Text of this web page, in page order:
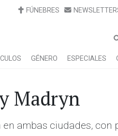
FÚNEBRES
GÉNERO ESPECIALES
Madryn
ambas ciudades, con